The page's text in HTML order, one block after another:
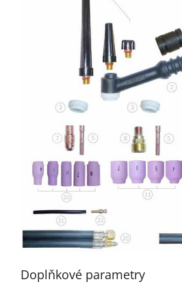
Doplňkové parametry